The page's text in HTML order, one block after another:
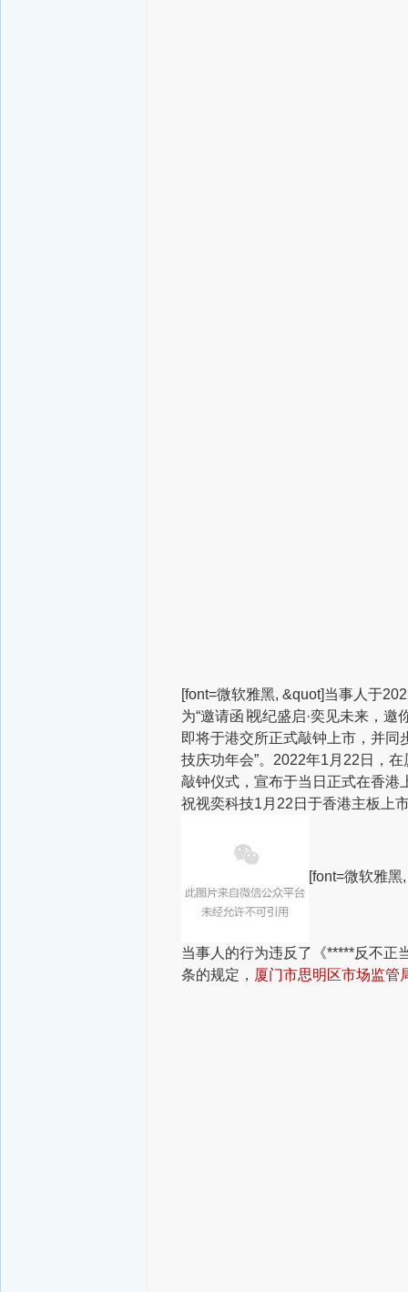
[font=微软雅黑, &quot]当事人于
为“邀请函∣视纪盛启·奕见未来，
即将于港交所正式敲钟上市，并同
技庆功年会”。2022年1月22日，
敲钟仪式，宣布于当日正式在香港
祝视奕科技1月22日于香港主板上
[font=微软雅
当事人的行为违反了《*****反不正
条的规定， 厦门市思明区市场监管